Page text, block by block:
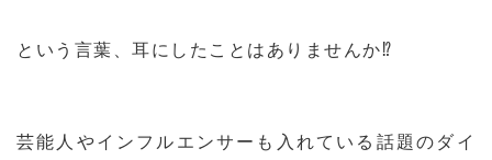
という言葉、耳にしたことはありませんか⁉
芸能人やインフルエンサーも入れている話題のダイ